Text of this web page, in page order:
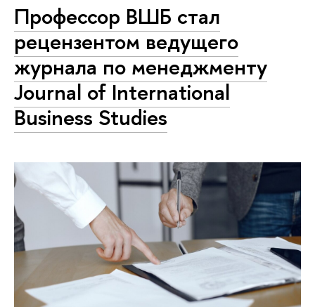
Профессор ВШБ стал
рецензентом ведущего
журнала по менеджменту
Journal of International
Business Studies